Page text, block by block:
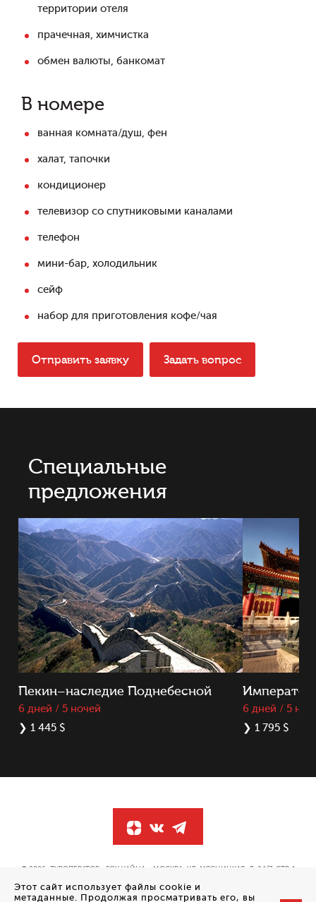
территории отеля
прачечная, химчистка
обмен валюты, банкомат
В номере
ванная комната/душ, фен
халат, тапочки
кондиционер
телевизор со спутниковыми каналами
телефон
мини-бар, холодильник
сейф
набор для приготовления кофе/чая
Отправить заявку Задать вопрос
Специальные
предложения
Пекин–наследие Поднебесной
6 дней / 5 ночей
❯ 1 445 $
6 дней / 5
❯ 1 795 $
© 2026, ТУРОПЕРАТОР «ГОУ ЧАЙНА». МОСКВА, УЛ. МЯСНИЦКАЯ, Д. 24/7, СТР. 1
Этот сайт использует файлы cookie и
метаданные. Продолжая просматривать его, вы